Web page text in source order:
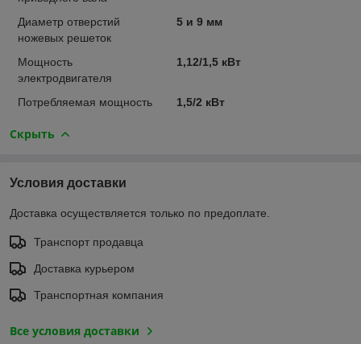
Диаметр отверстий
ножевых решеток
5 и 9 мм
Мощность
электродвигателя
1,12/1,5 кВт
Потребляемая мощность 1,5/2 кВт
Скрыть
Условия доставки
Доставка осуществляется только по предоплате.
Транспорт продавца
Доставка курьером
Транспортная компания
Все условия доставки